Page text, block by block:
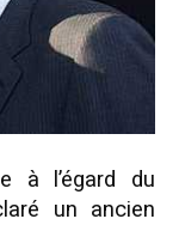
à l’égard du
un ancien